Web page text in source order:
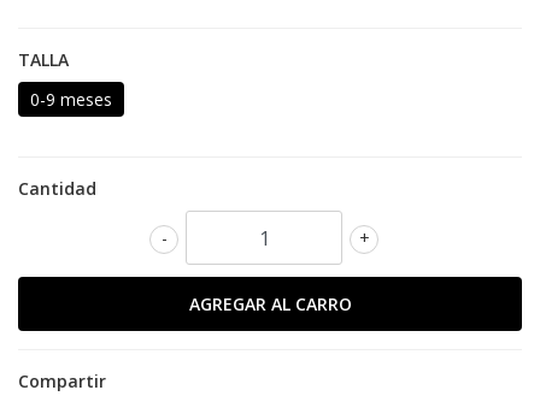
TALLA
0-9 meses
Cantidad
+
-
Compartir